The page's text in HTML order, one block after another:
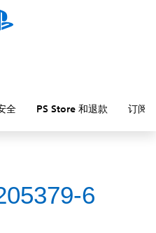
全 PS Store 和退款 订阅
6